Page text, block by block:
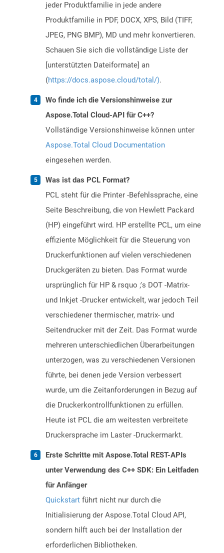
jeder Produktfamilie in jede andere
Produktfamilie in PDF, DOCX, XPS, Bild (TIFF,
JPEG, PNG BMP), MD und mehr konvertieren.
Schauen Sie sich die vollständige Liste der
[unterstützten Dateiformate] an
(https://docs.aspose.cloud/total/).
Wo finde ich die Versionshinweise zur
Aspose.Total Cloud-API für C++?
Vollständige Versionshinweise können unter
Aspose.Total Cloud Documentation
eingesehen werden.
Was ist das PCL Format?
PCL steht für die Printer -Befehlssprache, eine
Seite Beschreibung, die von Hewlett Packard
(HP) eingeführt wird. HP erstellte PCL, um eine
effiziente Möglichkeit für die Steuerung von
Druckerfunktionen auf vielen verschiedenen
Druckgeräten zu bieten. Das Format wurde
ursprünglich für HP & rsquo ;'s DOT -Matrix-
und Inkjet -Drucker entwickelt, war jedoch Teil
verschiedener thermischer, matrix- und
Seitendrucker mit der Zeit. Das Format wurde
mehreren unterschiedlichen Überarbeitungen
unterzogen, was zu verschiedenen Versionen
führte, bei denen jede Version verbessert
wurde, um die Zeitanforderungen in Bezug auf
die Druckerkontrollfunktionen zu erfüllen.
Heute ist PCL die am weitesten verbreitete
Druckersprache im Laster -Druckermarkt.
Erste Schritte mit Aspose.Total REST-APIs
unter Verwendung des C++ SDK: Ein Leitfaden
für Anfänger
Quickstart führt nicht nur durch die
Initialisierung der Aspose.Total Cloud API,
sondern hilft auch bei der Installation der
erforderlichen Bibliotheken.